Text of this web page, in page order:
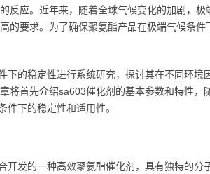
反应。近年来，随着全球气候变化的加剧，极
的要求。为了确保聚氨酯产品在极端气候条
下的稳定性进行系统研究，探讨其在不同环境
将首先介绍sa603催化剂的基本参数和特性，
下的稳定性和适用性。
开发的一种高效聚氨酯催化剂，具有独特的